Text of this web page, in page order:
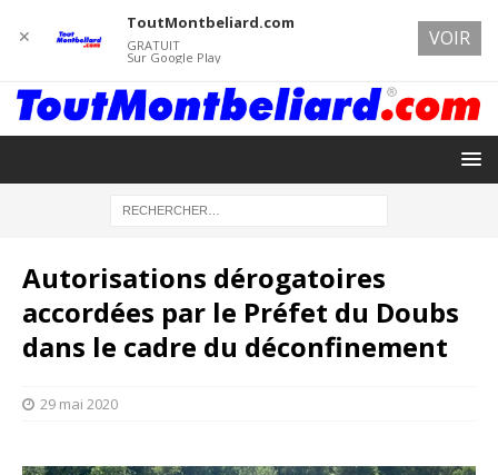
Autorisations dérogatoires
accordées par le Préfet du Doubs
dans le cadre du déconfinement
29 mai 2020
✕
ToutMontbeliard.com
GRATUIT
Sur Google Play
VOIR